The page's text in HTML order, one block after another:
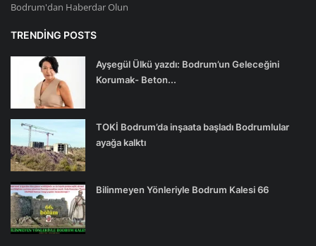
Bodrum'dan Haberdar Olun
TRENDING POSTS
Ayşegül Ülkü yazdı: Bodrum’un Geleceğini
Korumak- Beton...
TOKİ Bodrum’da inşaata başladı Bodrumlular
ayağa kalktı
Bilinmeyen Yönleriyle Bodrum Kalesi 66